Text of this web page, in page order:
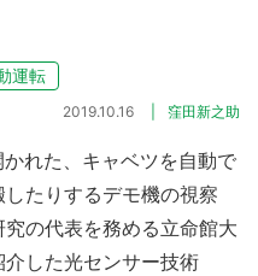
運転
2019.10.16 窪田新之助
れた、キャベツを自動で
たりするデモ機の視察
の代表を務める立命館大
した光センサー技術